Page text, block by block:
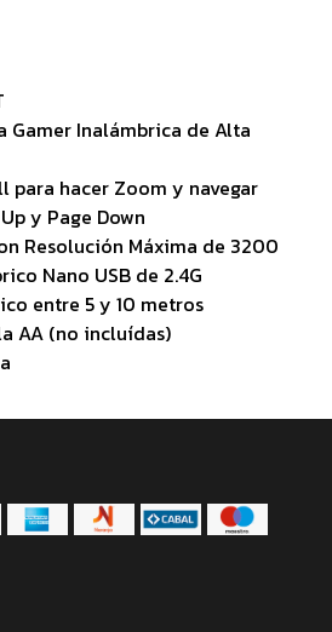
Gamer Inalámbrica de Alta
para hacer Zoom y navegar
y Page Down
Resolución Máxima de 3200
Nano USB de 2.4G
entre 5 y 10 metros
AA (no incluídas)